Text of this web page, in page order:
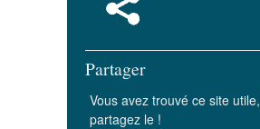
Partager
Vous avez trouvé ce site
partagez le !